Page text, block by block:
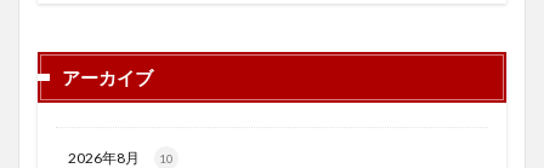
アーカイブ
2026年8月 10